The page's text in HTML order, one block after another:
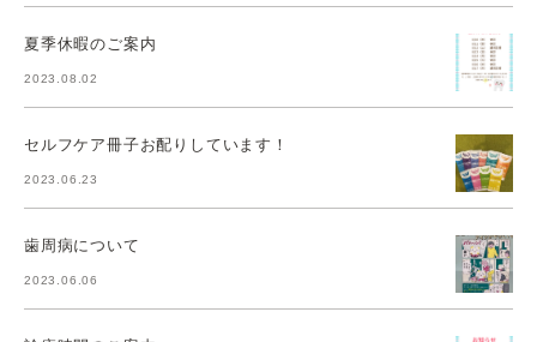
夏季休暇のご案内
2023.08.02
セルフケア冊子お配りしています！
2023.06.23
歯周病について
2023.06.06